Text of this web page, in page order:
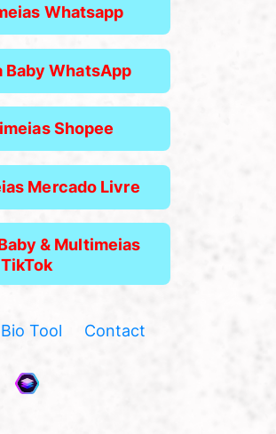
Whatsapp
Baby WhatsApp
Shopee
Mercado Livre
& Multimeias
TikTok
Tool Contact